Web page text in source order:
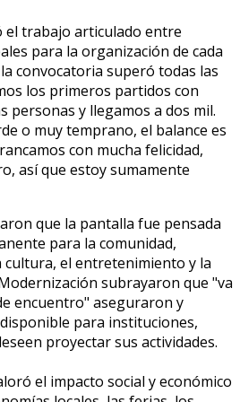
el trabajo articulado entre
para la organización de cada
convocatoria superó todas las
los primeros partidos con
personas y llegamos a dos mil.
o muy temprano, el balance es
con mucha felicidad,
así que estoy sumamente
que la pantalla fue pensada
para la comunidad,
el entretenimiento y la
subrayaron que "va
encuentro" aseguraron y
para instituciones,
proyectar sus actividades.
el impacto social y económico